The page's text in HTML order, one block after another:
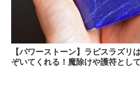
【パワーストーン】ラピスラズリ
ぞいてくれる！魔除けや護符とし